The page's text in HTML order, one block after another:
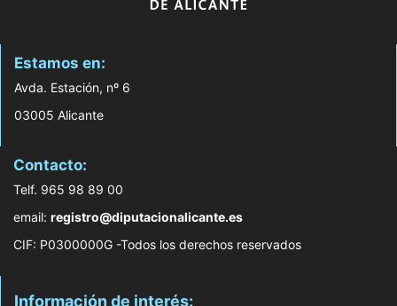
Estamos en:
Avda. Estación, nº 6
03005 Alicante
Contacto:
Telf. 965 98 89 00
email: registro@diputacionalicante.es
CIF: P0300000G -Todos los derechos reservados
Información de interés: